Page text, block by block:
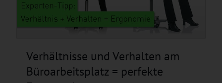
Verhältnisse und Verhalten am
Büroarbeitsplatz = perfekte